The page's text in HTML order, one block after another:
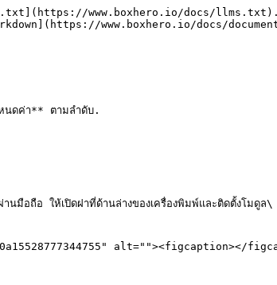
www.boxhero.io/docs/llms.txt).
www.boxhero.io/docs/
ดค่า** ตามลำดับ.
อ ให้เปิดฝาที่ด้านล่างของเครื่องพิมพ์และติดตั้งโมดูล\
alt=""><figcaption></